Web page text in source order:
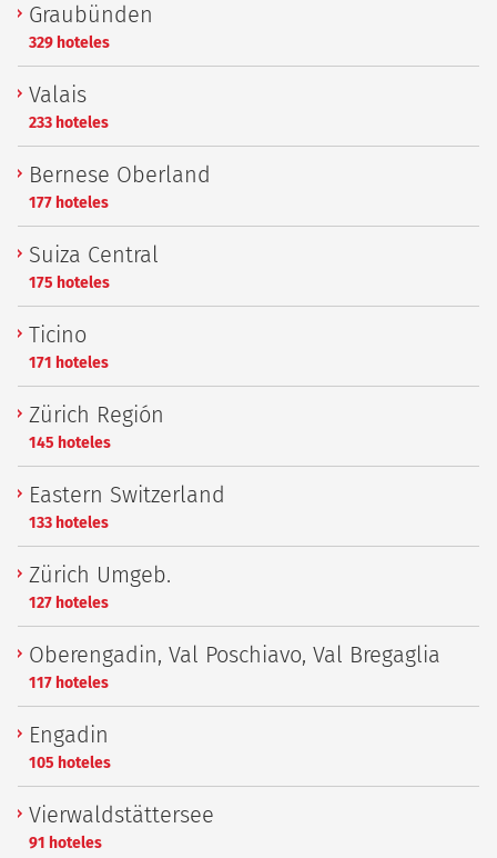
Graubünden
329 hoteles
Valais
233 hoteles
Bernese Oberland
177 hoteles
Suiza Central
175 hoteles
Ticino
171 hoteles
Zürich Región
145 hoteles
Eastern Switzerland
133 hoteles
Zürich Umgeb.
127 hoteles
Oberengadin, Val Poschiavo, Val Bregaglia
117 hoteles
Engadin
105 hoteles
Vierwaldstättersee
91 hoteles